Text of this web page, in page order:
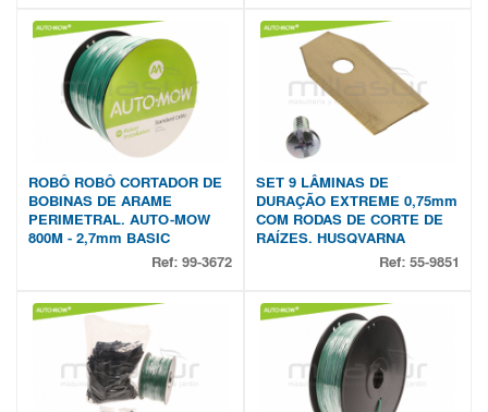
ROBÔ ROBÔ CORTADOR DE
BOBINAS DE ARAME
PERIMETRAL. AUTO-MOW
800M - 2,7mm BASIC
Ref: 99-3672
SET 9 LÂMINAS DE
DURAÇÃO EXTREME 0,75mm
COM RODAS DE CORTE DE
RAÍZES. HUSQVARNA
Ref: 55-9851